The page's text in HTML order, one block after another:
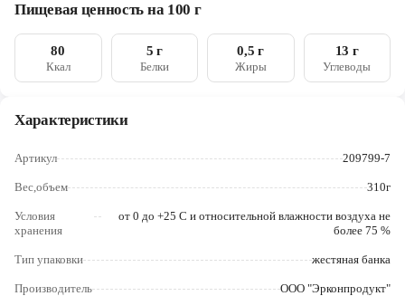
Северодвинск
Череповец
Пищевая ценность на 100 г
80
Ккал
5 г
Белки
0,5 г
Жиры
13 г
Углеводы
Характеристики
Артикул 209799-7
Вес,объем 310г
Условия
хранения
от 0 до +25 C и относительной влажности воздуха не
более 75 %
Тип упаковки жестяная банка
Производитель ООО "Эрконпродукт"